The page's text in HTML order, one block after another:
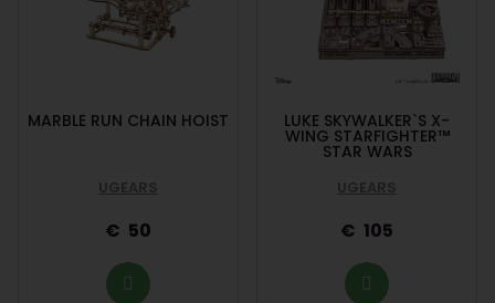
MARBLE RUN CHAIN HOIST
UGEARS
50
LUKE SKYWALKER`S X-
WING STARFIGHTER™
STAR WARS
UGEARS
105